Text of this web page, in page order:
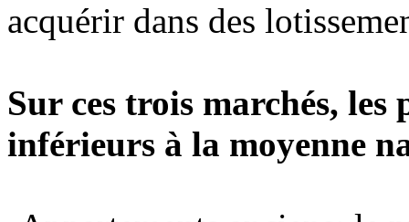
acquérir dans des
Sur ces trois marchés,
inférieurs à la moyenne